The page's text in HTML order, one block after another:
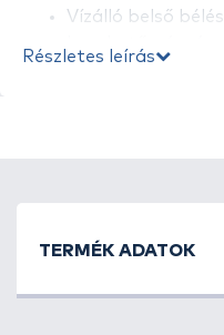
Vízálló belső bélés
Részletes leírás
TERMÉK ADATOK